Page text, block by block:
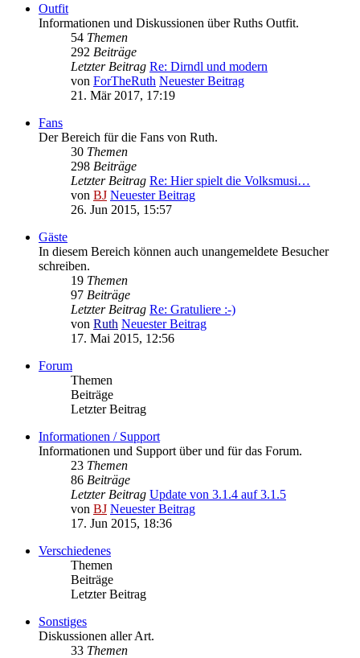
Outfit
Informationen und Diskussionen über Ruths Outfit.
54 Themen
292 Beiträge
Letzter Beitrag Re: Dirndl und modern
von ForTheRuth Neuester Beitrag
21. Mär 2017, 17:19
Fans
Der Bereich für die Fans von Ruth.
30 Themen
298 Beiträge
Letzter Beitrag Re: Hier spielt die Volksmusi…
von BJ Neuester Beitrag
26. Jun 2015, 15:57
Gäste
In diesem Bereich können auch unangemeldete Besucher
schreiben.
19 Themen
97 Beiträge
Letzter Beitrag Re: Gratuliere :-)
von Ruth Neuester Beitrag
17. Mai 2015, 12:56
Forum
Themen
Beiträge
Letzter Beitrag
Informationen / Support
Informationen und Support über und für das Forum.
23 Themen
86 Beiträge
Letzter Beitrag Update von 3.1.4 auf 3.1.5
von BJ Neuester Beitrag
17. Jun 2015, 18:36
Verschiedenes
Themen
Beiträge
Letzter Beitrag
Sonstiges
Diskussionen aller Art.
33 Themen